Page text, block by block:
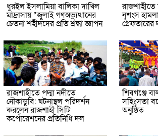
ধুরইল ইসলামিয়া বালিকা দাখিল
মাদ্রাসায় “জুলাই গণঅভ্যুত্থানের
চেতনা শহীদদের প্রতি শ্রদ্ধা জ্ঞাপন
নৃশংস
গ্রেফতারের
রাজশাহীতে পদ্মা নদীতে
নৌকাডুবি: ঘটনাস্থল পরিদর্শন
করলেন রাজশাহী সিটি
কর্পোরেশনের প্রতিনিধি দল
শিবগঞ্জে
সহিংসতা
অনুষ্ঠিত